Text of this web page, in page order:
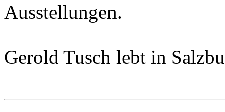
Ausstellungen.
Gerold Tusch lebt in